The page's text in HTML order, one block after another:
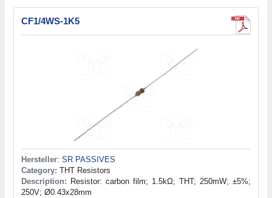
CF1/4WS-1K5
Hersteller: SR PASSIVES
Category: THT Resistors
Description: Resistor: carbon film; 1.5kΩ; THT; 250mW; ±5%;
250V; Ø0.43x28mm